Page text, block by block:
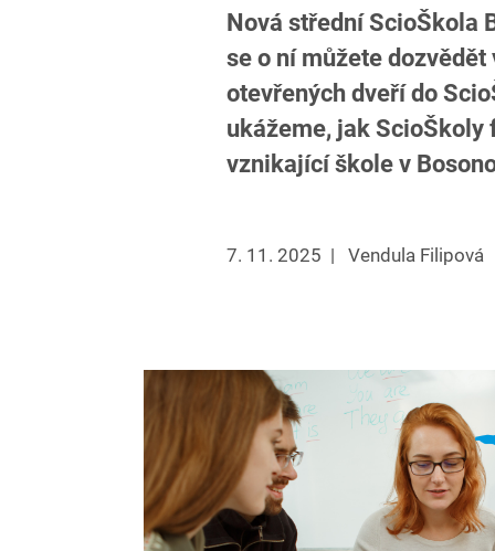
Nová střední ScioŠkola
se o ní můžete
otevřených dveří do
ukážeme, jak ScioŠkoly
vznikající škole v
7. 11. 2025 | Vendula Filipová